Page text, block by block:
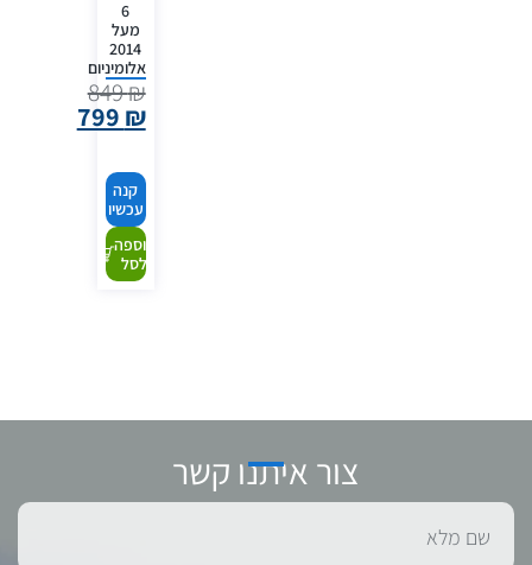
6
מעל
2014
אלומיניום
849₪
799 ₪
קנה
עכשיו
הוספה
לסל
צור איתנו קשר